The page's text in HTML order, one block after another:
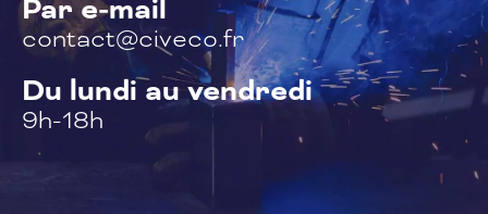
Par e-mail
contact@civeco.fr
Du lundi au vendredi
9h-18h